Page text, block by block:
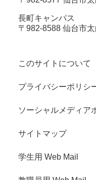
長町キャンパス
〒982-8588 仙台市
このサイトについて
プライバシーポリシ
ソーシャルメディア
サイトマップ
学生用 Web Mail